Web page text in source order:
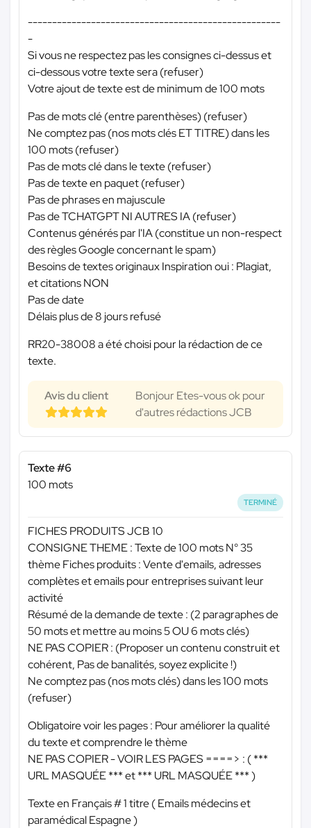
----------------------------------------------------
-
Si vous ne respectez pas les consignes ci-dessus et
ci-dessous votre texte sera (refuser)
Votre ajout de texte est de minimum de 100 mots
Pas de mots clé (entre parenthèses) (refuser)
Ne comptez pas (nos mots clés ET TITRE) dans les
100 mots (refuser)
Pas de mots clé dans le texte (refuser)
Pas de texte en paquet (refuser)
Pas de phrases en majuscule
Pas de TCHATGPT NI AUTRES IA (refuser)
Contenus générés par l'IA (constitue un non-respect
des règles Google concernant le spam)
Besoins de textes originaux Inspiration oui : Plagiat,
et citations NON
Pas de date
Délais plus de 8 jours refusé
RR20-38008 a été choisi pour la rédaction de ce
texte.
Avis du client
Bonjour Etes-vous ok pour
d'autres rédactions JCB
Texte #6
100 mots
TERMINÉ
FICHES PRODUITS JCB 10
CONSIGNE THEME : Texte de 100 mots N° 35
thème Fiches produits : Vente d'emails, adresses
complètes et emails pour entreprises suivant leur
activité
Résumé de la demande de texte : (2 paragraphes de
50 mots et mettre au moins 5 OU 6 mots clés)
NE PAS COPIER : (Proposer un contenu construit et
cohérent, Pas de banalités, soyez explicite !)
Ne comptez pas (nos mots clés) dans les 100 mots
(refuser)
Obligatoire voir les pages : Pour améliorer la qualité
du texte et comprendre le thème
NE PAS COPIER - VOIR LES PAGES ====> : (***
URL MASQUÉE ***et*** URL MASQUÉE ***)
Texte en Français # 1 titre ( Emails médecins et
paramédical Espagne )